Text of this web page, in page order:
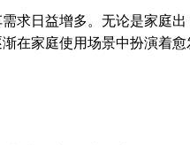
求日益增多。无论是家庭出
在家庭使用场景中扮演着愈